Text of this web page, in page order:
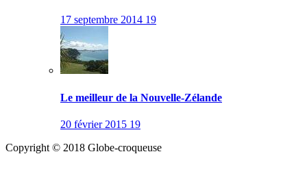
17 septembre 2014 19
Le meilleur de la Nouvelle-Zélande
20 février 2015 19
Copyright © 2018 Globe-croqueuse